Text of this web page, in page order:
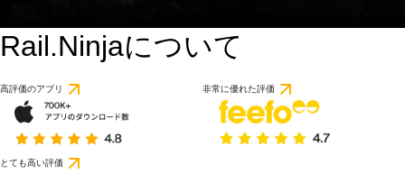
Rail.Ninjaについて
高評価のアプリ 非常に優れた評価
とても高い評価